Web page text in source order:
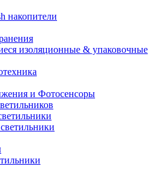
накопители
изоляционные & упаковочные
и Фотосенсоры